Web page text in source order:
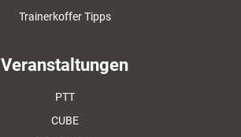
Trainerkoffer Tipps
Veranstaltungen
PTT
CUBE